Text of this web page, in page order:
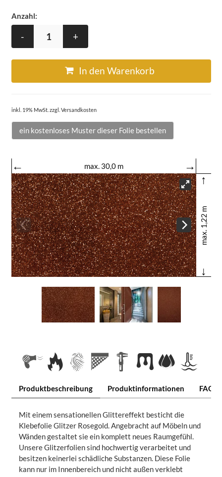
Anzahl:
- +
In den Warenkorb
inkl. 19% MwSt. zzgl. Versandkosten
ein kostenloses Muster dieser Folie bestellen
← max. 30,0 m
→
↑
max. 1,22 m
↓
Produktbeschreibung Produktinformationen FAQ
Mit einem sensationellen Glittereffekt besticht die
Klebefolie Glitzer Rosegold. Angebracht auf Möbeln und
Wänden gestaltet sie ein komplett neues Raumgefühl.
Unsere Glitzerfolien sind hochwertig verarbeitet und
besitzen keinerlei schädliche Substanzen. Diese Folie
kann nur im Innenbereich und nicht außen verklebt